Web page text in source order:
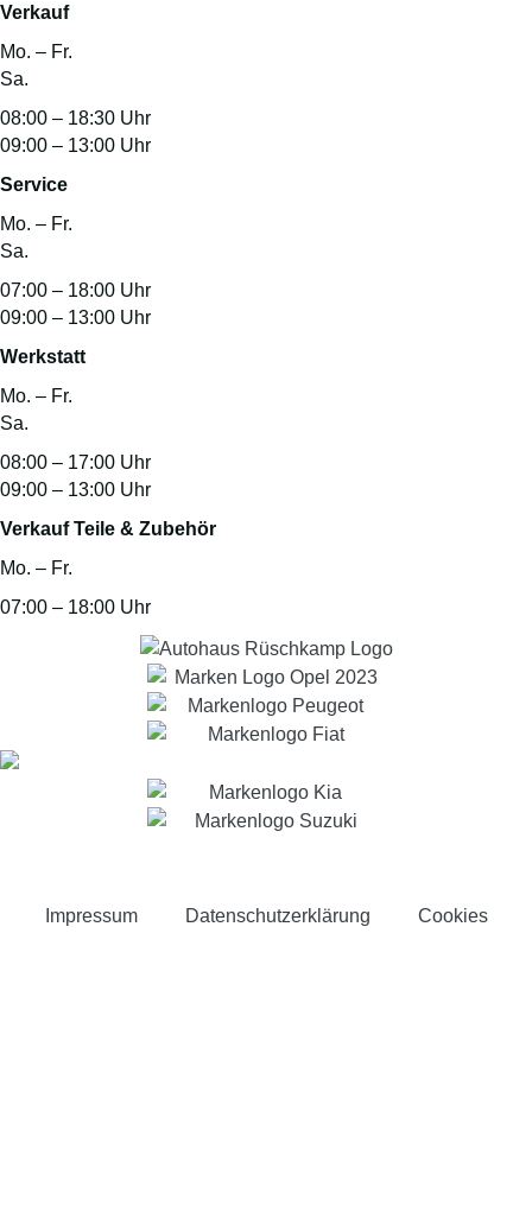
Verkauf
Mo. – Fr.
Sa.
08:00 – 18:30 Uhr
09:00 – 13:00 Uhr
Service
Mo. – Fr.
Sa.
07:00 – 18:00 Uhr
09:00 – 13:00 Uhr
Werkstatt
Mo. – Fr.
Sa.
08:00 – 17:00 Uhr
09:00 – 13:00 Uhr
Verkauf Teile & Zubehör
Mo. – Fr.
07:00 – 18:00 Uhr
Impressum Datenschutzerklärung Cookies